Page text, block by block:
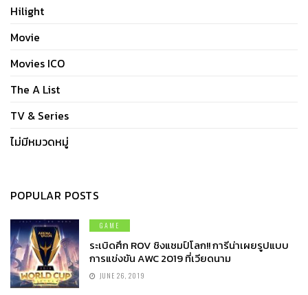
Hilight
Movie
Movies ICO
The A List
TV & Series
ไม่มีหมวดหมู่
POPULAR POSTS
GAME
ระเบิดศึก ROV ชิงแชมป์โลก!! การีน่าเผยรูปแบบ
การแข่งขัน AWC 2019 ที่เวียดนาม
JUNE 26, 2019